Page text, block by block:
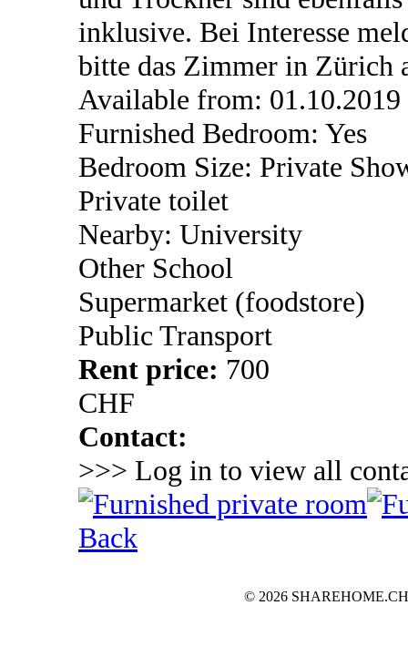
inklusive. Bei Interesse
bitte das Zimmer in Zürich
Available from: 01.10.2019
Furnished Bedroom: Yes
Bedroom Size: Private
Private toilet
Nearby: University
Other School
Supermarket (foodstore)
Public Transport
Rent price: 700
CHF
Contact:
>>> Log in to view all
Back
© 2026